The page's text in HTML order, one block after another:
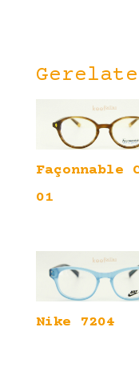
Façonnable
01
Nike 7204